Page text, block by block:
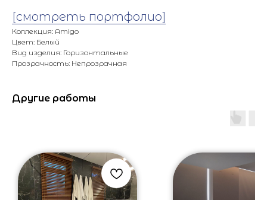
[смотреть портфолио]
Коллекция: Amigo
Цвет: Белый
Вид изделия: Горизонтальные
Прозрачность: Непрозрачная
Другие работы